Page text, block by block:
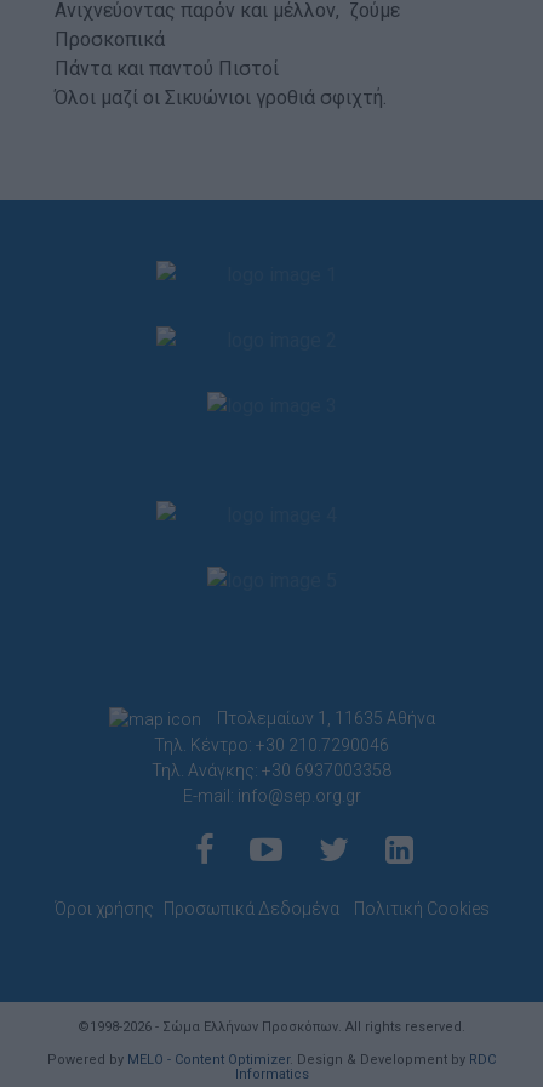
Ανιχνεύοντας παρόν και μέλλον, ζούμε
Προσκοπικά
Πάντα και παντού Πιστοί
Όλοι μαζί οι Σικυώνιοι γροθιά σφιχτή.
Πτολεμαίων 1, 11635 Αθήνα
Τηλ. Κέντρο: +30 210.7290046
Τηλ. Ανάγκης: +30 6937003358
E-mail: info@sep.org.gr
Όροι χρήσης Προσωπικά Δεδομένα Πολιτική Cookies
©1998-2026 - Σώμα Ελλήνων Προσκόπων. All rights reserved.
Powered by MELO - Content Optimizer. Design & Development by RDC
Informatics